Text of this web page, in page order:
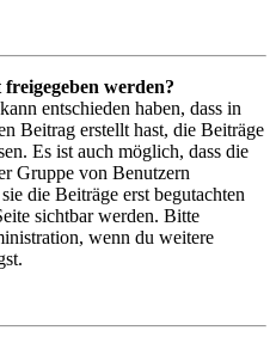
werden?
entschieden haben, dass in
Beitrag erstellt hast, die Beiträge
Es ist auch möglich, dass die
Gruppe von Benutzern
die Beiträge erst begutachten
sichtbar werden. Bitte
wenn du weitere